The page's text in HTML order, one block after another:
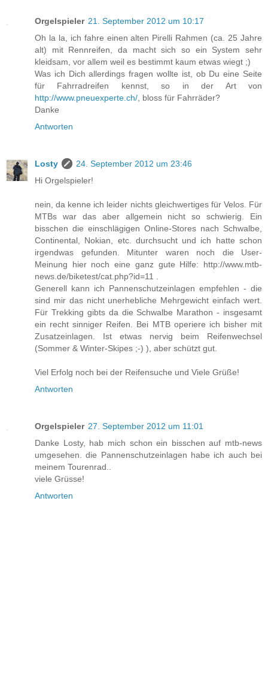
Orgelspieler 21. September 2012 um 10:17
Oh la la, ich fahre einen alten Pirelli Rahmen (ca. 25 Jahre
alt) mit Rennreifen, da macht sich so ein System sehr
kleidsam, vor allem weil es bestimmt kaum etwas wiegt ;)
Was ich Dich allerdings fragen wollte ist, ob Du eine Seite
für Fahrradreifen kennst, so in der Art von
http://www.pneuexperte.ch/ , bloss für Fahrräder?
Danke
Antworten
Losty
24. September 2012 um 23:46
Hi Orgelspieler!
nein, da kenne ich leider nichts gleichwertiges für Velos. Für
MTBs war das aber allgemein nicht so schwierig. Ein
bisschen die einschlägigen Online-Stores nach Schwalbe,
Continental, Nokian, etc. durchsucht und ich hatte schon
irgendwas gefunden. Mitunter waren noch die User-
Meinung hier noch eine ganz gute Hilfe: http://www.mtb-
news.de/biketest/cat.php?id=11 .
Generell kann ich Pannenschutzeinlagen empfehlen - die
sind mir das nicht unerhebliche Mehrgewicht einfach wert.
Für Trekking gibts da die Schwalbe Marathon - insgesamt
ein recht sinniger Reifen. Bei MTB operiere ich bisher mit
Zusatzeinlagen. Ist etwas nervig beim Reifenwechsel
(Sommer & Winter-Skipes ;-) ), aber schützt gut.
Viel Erfolg noch bei der Reifensuche und Viele Grüße!
Antworten
Orgelspieler 27. September 2012 um 11:01
Danke Losty, hab mich schon ein bisschen auf mtb-news
umgesehen. die Pannenschutzeinlagen habe ich auch bei
meinem Tourenrad..
viele Grüsse!
Antworten